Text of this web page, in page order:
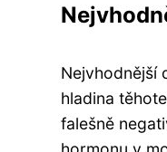
Nejvhodnější
hladina
falešně